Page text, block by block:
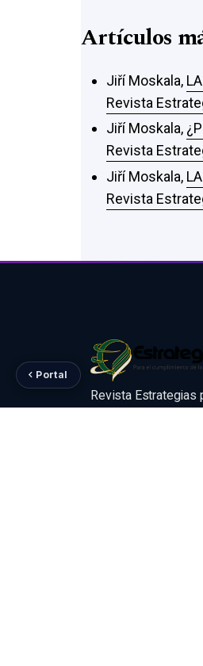
Portal
Artículos
Jiří Moskala,
Revista
Jiří Moskala,
Revista
Jiří Moskala,
Revista
Revista Estrategias